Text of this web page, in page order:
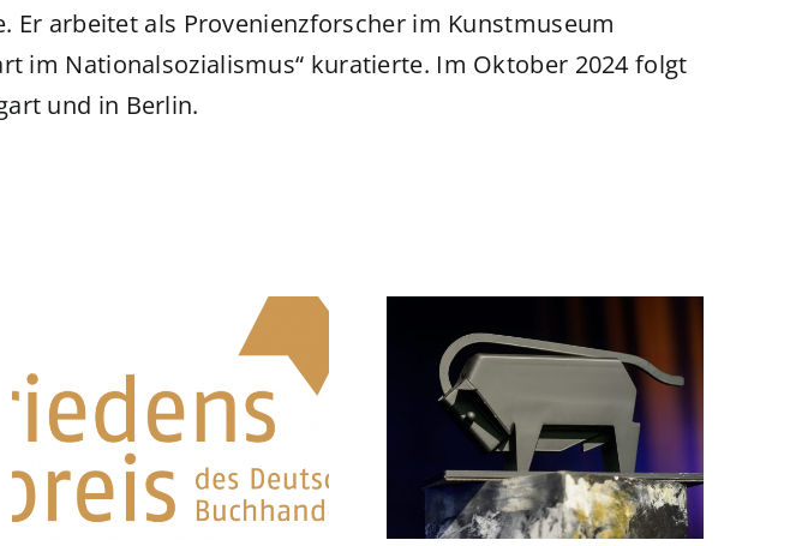
Er arbeitet als Provenienzforscher im Kunstmuseum
im Nationalsozialismus“ kuratierte. Im Oktober 2024 folgt
und in Berlin.